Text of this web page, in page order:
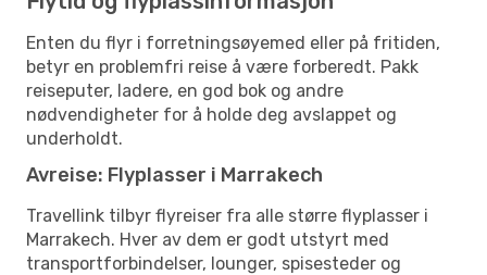
Enten du flyr i forretningsøyemed eller på fritiden,
betyr en problemfri reise å være forberedt. Pakk
reiseputer, ladere, en god bok og andre
nødvendigheter for å holde deg avslappet og
underholdt.
Avreise: Flyplasser i Marrakech
Travellink tilbyr flyreiser fra alle større flyplasser i
Marrakech. Hver av dem er godt utstyrt med
transportforbindelser, lounger, spisesteder og